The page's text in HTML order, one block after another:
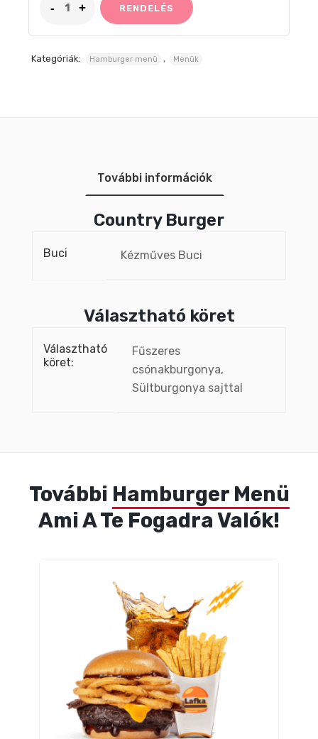
RENDELÉS
Kategóriák: Hamburger menü , Menük
További információk
Country Burger
Buci Kézműves Buci
Választható köret
Választható
köret:
Fűszeres
csónakburgonya,
Sültburgonya sajttal
További Hamburger Menü
Ami A Te Fogadra Valók!